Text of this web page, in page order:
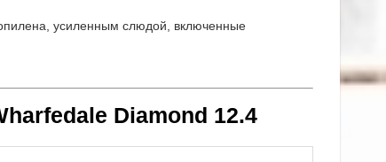
усиленным слюдой, включенные
Diamond 12.4